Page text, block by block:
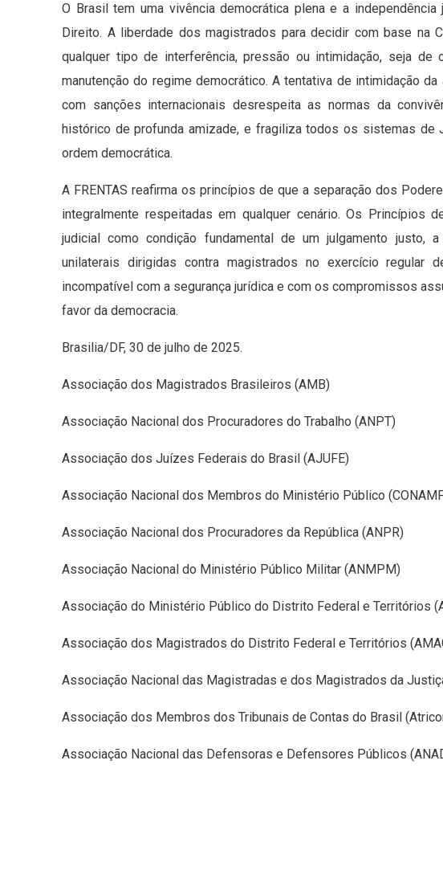
O Brasil tem uma vivência democrática plena e a
Direito. A liberdade dos magistrados para decidir com base na
qualquer tipo de interferência, pressão ou intimidação, seja de
manutenção do regime democrático. A tentativa de intimidação
com sanções internacionais desrespeita as normas da
histórico de profunda amizade, e fragiliza todos os sistemas de
ordem democrática.
A FRENTAS reafirma os princípios de que a separação dos
integralmente respeitadas em qualquer cenário. Os Princípios
judicial como condição fundamental de um julgamento justo,
unilaterais dirigidas contra magistrados no exercício regular
incompatível com a segurança jurídica e com os compromissos
favor da democracia.
Brasilia/DF, 30 de julho de 2025.
Associação dos Magistrados Brasileiros (AMB)
Associação Nacional dos Procuradores do Trabalho (ANPT)
Associação dos Juízes Federais do Brasil (AJUFE)
Associação Nacional dos Membros do Ministério Público
Associação Nacional dos Procuradores da República (ANPR)
Associação Nacional do Ministério Público Militar (ANMPM)
Associação do Ministério Público do Distrito Federal e Territórios
Associação dos Magistrados do Distrito Federal e Territórios
Associação Nacional das Magistradas e dos Magistrados da
Associação dos Membros dos Tribunais de Contas do Brasil
Associação Nacional das Defensoras e Defensores Públicos